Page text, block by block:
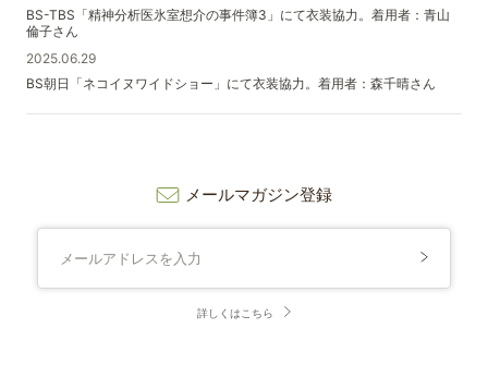
BS-TBS「精神分析医氷室想介の事件簿3」にて衣装協力。着用者：青山
倫子さん
2025.06.29
BS朝日「ネコイヌワイドショー」にて衣装協力。着用者：森千晴さん
メールマガジン登録
詳しくはこちら